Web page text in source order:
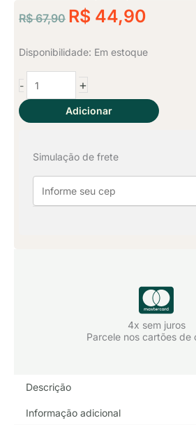
de
5
R$67,90
O
original
era:
R$ 67,90.
R$ 44,90
atual
Disponibilidade: Em estoque
-
Lençol
Casal
Malha
Com
Marrom
quantidade
+
Adicionar
Simulação de frete
4x sem juros
Parcele nos cartões de
Descrição
Informação adicional